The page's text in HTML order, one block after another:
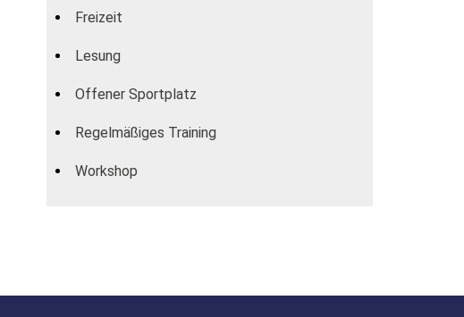
Freizeit
Lesung
Offener Sportplatz
Regelmäßiges Training
Workshop